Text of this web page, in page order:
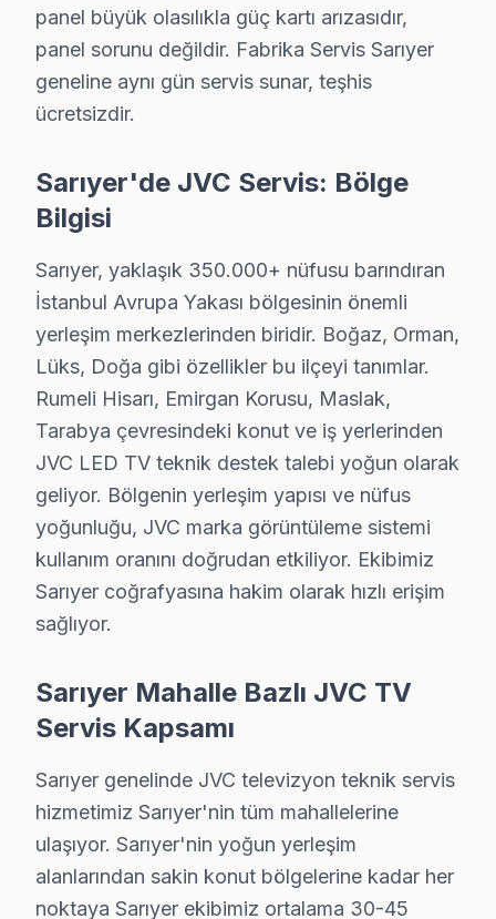
Pınar'de JVC TV ekranında çizgi, donma ya da ses
Sarıyer TV Servis Merkezi →
Poligon JVC Servis
Sarıyer JVC Servis →
Ptt Evleri JVC Servis
Ptt Evleri JVC Anakart Tamiri →
Reşitpaşa JVC Servis
Reşitpaşa'de JVC TV ekran değişimi gerekebilir mi?
JVC Servis Merkezi →
Rumelifeneri JVC Servis
Rumelihisarı JVC Servis
Rumelihisarı bölgesindeki JVC kullanıcıları için haftanın
Sarıyer TV Servis Merkezi →
Rumelikavağı JVC Servis
Sarıyer'da Rumelikavağı mahallesi JVC TV servisi için
Sarıyer JVC Servis →
Tarabya JVC Servis
Tarabya bölgesindeki JVC kullanıcıları için haftanın 7
Sarıyer JVC Servis →
Uskumruköy JVC Servis
panel büyük olasılıkla güç kartı arızasıdır,
panel sorunu değildir. Fabrika Servis Sarıyer
geneline aynı gün servis sunar, teşhis
ücretsizdir.
Sarıyer'de JVC Servis: Bölge
Bilgisi
Sarıyer, yaklaşık 350.000+ nüfusu barındıran
İstanbul Avrupa Yakası bölgesinin önemli
yerleşim merkezlerinden biridir. Boğaz, Orman,
Lüks, Doğa gibi özellikler bu ilçeyi tanımlar.
Rumeli Hisarı, Emirgan Korusu, Maslak,
Tarabya çevresindeki konut ve iş yerlerinden
JVC LED TV teknik destek talebi yoğun olarak
geliyor. Bölgenin yerleşim yapısı ve nüfus
yoğunluğu, JVC marka görüntüleme sistemi
kullanım oranını doğrudan etkiliyor. Ekibimiz
Sarıyer coğrafyasına hakim olarak hızlı erişim
sağlıyor.
Sarıyer Mahalle Bazlı JVC TV
Servis Kapsamı
Sarıyer genelinde JVC televizyon teknik servis
hizmetimiz Sarıyer'nin tüm mahallelerine
ulaşıyor. Sarıyer'nin yoğun yerleşim
alanlarından sakin konut bölgelerine kadar her
noktaya Sarıyer ekibimiz ortalama 30-45